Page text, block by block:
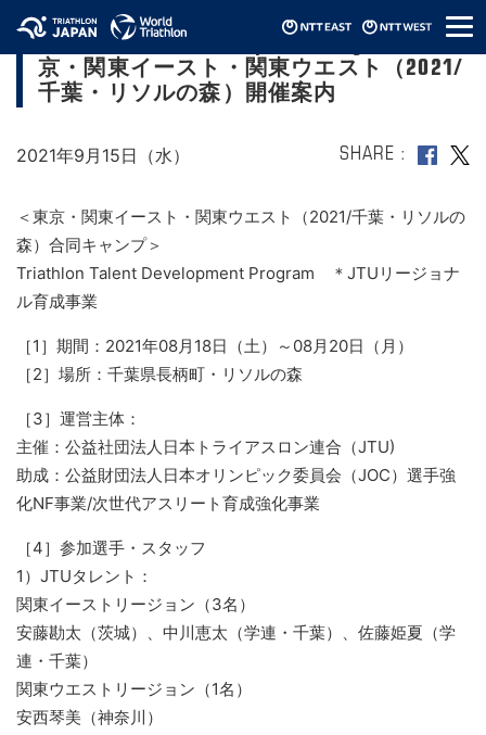
メ
ニ
ュ
Triathlon Talent Development Program 東
京・関東イースト・関東ウエスト（2021/
千葉・リソルの森）開催案内
2021年9月15日（水） SHARE
＜東京・関東イースト・関東ウエスト（2021/千葉・リソルの
森）合同キャンプ＞
Triathlon Talent Development Program ＊JTUリージョナ
ル育成事業
［1］期間：2021年08月18日（土）～08月20日（月）
［2］場所：千葉県長柄町・リソルの森
［3］運営主体：
主催：公益社団法人日本トライアスロン連合（JTU)
助成：公益財団法人日本オリンピック委員会（JOC）選手強
化NF事業/次世代アスリート育成強化事業
［4］参加選手・スタッフ
1）JTUタレント：
関東イーストリージョン（3名）
安藤勘太（茨城）、中川恵太（学連・千葉）、佐藤姫夏（学
連・千葉）
関東ウエストリージョン（1名）
安西琴美（神奈川）